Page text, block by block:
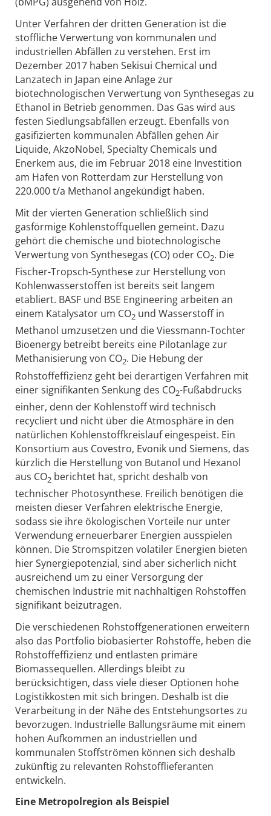
Unter Verfahren der dritten Generation ist die
stoffliche Verwertung von kommunalen und
industriellen Abfällen zu verstehen. Erst im
Dezember 2017 haben Sekisui Chemical und
Lanzatech in Japan eine Anlage zur
biotechnologischen Verwertung von Synthesegas zu
Ethanol in Betrieb genommen. Das Gas wird aus
festen Siedlungsabfällen erzeugt. Ebenfalls von
gasifizierten kommunalen Abfällen gehen Air
Liquide, AkzoNobel, Specialty Chemicals und
Enerkem aus, die im Februar 2018 eine Investition
am Hafen von Rotterdam zur Herstellung von
220.000 t/a Methanol angekündigt haben.
Mit der vierten Generation schließlich sind
gasförmige Kohlenstoffquellen gemeint. Dazu
gehört die chemische und biotechnologische
Verwertung von Synthesegas (CO) oder CO2. Die
Fischer-Tropsch-Synthese zur Herstellung von
Kohlenwasserstoffen ist bereits seit langem
etabliert. BASF und BSE Engineering arbeiten an
einem Katalysator um CO2 und Wasserstoff in
Methanol umzusetzen und die Viessmann-Tochter
Bioenergy betreibt bereits eine Pilotanlage zur
Methanisierung von CO2. Die Hebung der
Rohstoffeffizienz geht bei derartigen Verfahren mit
einer signifikanten Senkung des CO2-Fußabdrucks
einher, denn der Kohlenstoff wird technisch
recycliert und nicht über die Atmosphäre in den
natürlichen Kohlenstoffkreislauf eingespeist. Ein
Konsortium aus Covestro, Evonik und Siemens, das
kürzlich die Herstellung von Butanol und Hexanol
aus CO2 berichtet hat, spricht deshalb von
technischer Photosynthese. Freilich benötigen die
meisten dieser Verfahren elektrische Energie,
sodass sie ihre ökologischen Vorteile nur unter
Verwendung erneuerbarer Energien ausspielen
können. Die Stromspitzen volatiler Energien bieten
hier Synergiepotenzial, sind aber sicherlich nicht
ausreichend um zu einer Versorgung der
chemischen Industrie mit nachhaltigen Rohstoffen
signifikant beizutragen.
Die verschiedenen Rohstoffgenerationen erweitern
also das Portfolio biobasierter Rohstoffe, heben die
Rohstoffeffizienz und entlasten primäre
Biomassequellen. Allerdings bleibt zu
berücksichtigen, dass viele dieser Optionen hohe
Logistikkosten mit sich bringen. Deshalb ist die
Verarbeitung in der Nähe des Entstehungsortes zu
bevorzugen. Industrielle Ballungsräume mit einem
hohen Aufkommen an industriellen und
kommunalen Stoffströmen können sich deshalb
zukünftig zu relevanten Rohstofflieferanten
entwickeln.
Eine Metropolregion als Beispiel